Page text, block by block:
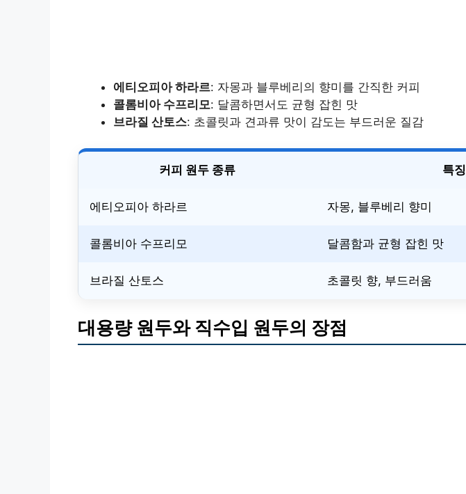
에티오피아 하라르: 자몽과 블루베리의 향미를 간직한 커피
콜롬비아 수프리모: 달콤하면서도 균형 잡힌 맛
브라질 산토스: 초콜릿과 견과류 맛이 감도는 부드러운 질감
커피 원두 종류 특징
에티오피아 하라르 자몽, 블루베리 향미
콜롬비아 수프리모 달콤함과 균형 잡힌 맛
브라질 산토스 초콜릿 향, 부드러움
대용량 원두와 직수입 원두의 장점